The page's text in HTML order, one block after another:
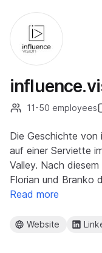
11-50 employees
Die Geschichte von
auf einer Serviette
Valley. Nach
Florian und Branko
Read more
Website